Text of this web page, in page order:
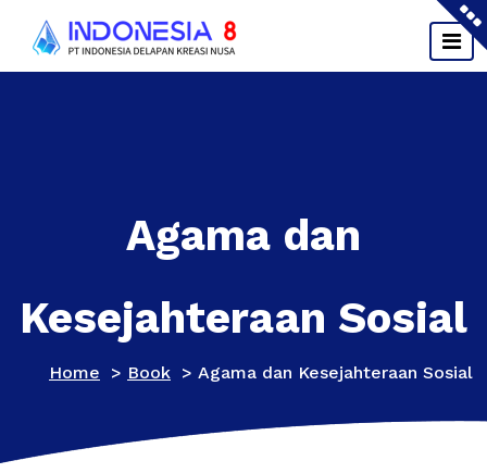
Agama dan
Kesejahteraan Sosial
Home > Book > Agama dan Kesejahteraan Sosial